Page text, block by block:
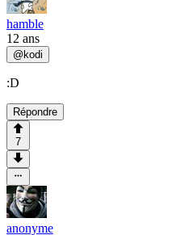
hamble
12 ans
@kodi
:D
Répondre
7
anonyme